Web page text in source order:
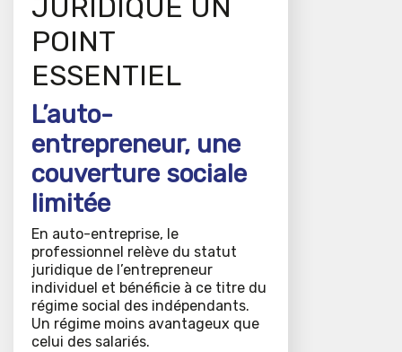
JURIDIQUE UN
POINT
ESSENTIEL
L’auto-
entrepreneur, une
couverture sociale
limitée
En auto-entreprise, le
professionnel relève du statut
juridique de l’entrepreneur
individuel et bénéficie à ce titre du
régime social des indépendants.
Un régime moins avantageux que
celui des salariés.